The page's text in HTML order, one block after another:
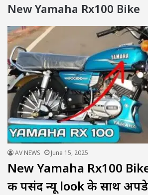
New Yamaha Rx100 Bike
AV NEWS June 15, 2025
New Yamaha Rx100
की पसंद न्यू look के साथ